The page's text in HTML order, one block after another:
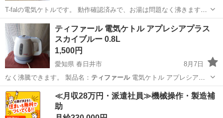
T-falの電気ケトルです。 動作確認済みで、お湯は問題なく沸きます。
タバコのヤニによる黄ばみ・変色があります。 使用感がありますの
で、写真で状態をご確認ください。 ノークレーム・ノーリターンでお
願いします。 泉大津駅周辺...
大阪 泉大津市 キッチン家電
ティファール 電気ケトル アプレシアプラス
スカイブルー 0.8L
1,500円
愛知県 春日井市
8月7日
なく沸騰できます。 製品名： ティファール電気ケトル アプレシアプ
ラス …
愛知 春日井市 キッチン家電
≪月収28万円・派遣社員≫機械操作・製造補
助